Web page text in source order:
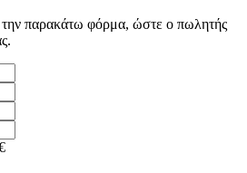
παρακάτω φόρμα, ώστε ο πωλητής